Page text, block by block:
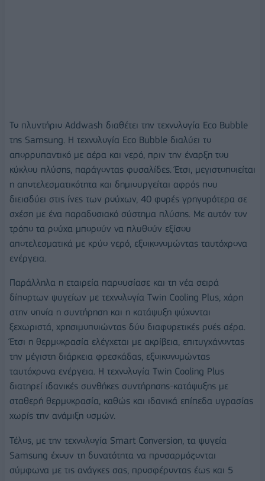
Το πλυντήριο Addwash διαθέτει την τεχνολογία Eco Bubble
της Samsung. Η τεχνολογία Eco Bubble διαλύει το
απορρυπαντικό με αέρα και νερό, πριν την έναρξη του
κύκλου πλύσης, παράγοντας φυσαλίδες. Έτσι, μεγιστοποιείται
η αποτελεσματικότητα και δημιουργείται αφρός που
διεισδύει στις ίνες των ρούχων, 40 φορές γρηγορότερα σε
σχέση με ένα παραδοσιακό σύστημα πλύσης. Με αυτόν τον
τρόπο τα ρούχα μπορούν να πλυθούν εξίσου
αποτελεσματικά με κρύο νερό, εξοικονομώντας ταυτόχρονα
ενέργεια.
Παράλληλα η εταιρεία παρουσίασε και τη νέα σειρά
δίπορτων ψυγείων με τεχνολογία Twin Cooling Plus, χάρη
στην οποία η συντήρηση και η κατάψυξη ψύχονται
ξεχωριστά, χρησιμοποιώντας δύο διαφορετικές ροές αέρα.
Έτσι η θερμοκρασία ελέγχεται με ακρίβεια, επιτυγχάνοντας
την μέγιστη διάρκεια φρεσκάδας, εξοικονομώντας
ταυτόχρονα ενέργεια. Η τεχνολογία Twin Cooling Plus
διατηρεί ιδανικές συνθήκες συντήρησης-κατάψυξης με
σταθερή θερμοκρασία, καθώς και ιδανικά επίπεδα υγρασίας
χωρίς την ανάμιξη οσμών.
Τέλος, με την τεχνολογία Smart Conversion, τα ψυγεία
Samsung έχουν τη δυνατότητα να προσαρμόζονται
σύμφωνα με τις ανάγκες σας, προσφέροντας έως και 5